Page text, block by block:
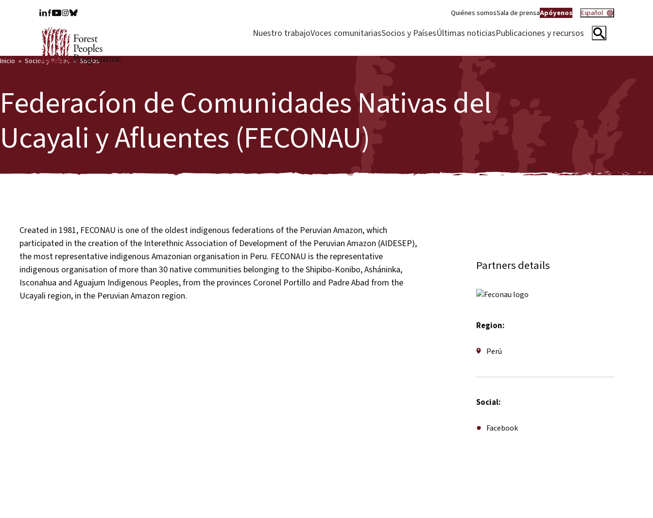
Quiénes somosSala de prensaApóyenos Español
Nuestro trabajoVoces comunitariasSocios y PaísesÚltimas noticiasPublicaciones y recursos
Inicio Socios y Países Socios
Federacíon de Comunidades Nativas del
Ucayali y Afluentes (FECONAU)
Created in 1981, FECONAU is one of the oldest indigenous federations of the Peruvian Amazon, which
participated in the creation of the Interethnic Association of Development of the Peruvian Amazon (AIDESEP),
the most representative indigenous Amazonian organisation in Peru. FECONAU is the representative
indigenous organisation of more than 30 native communities belonging to the Shipibo-Konibo, Asháninka,
Isconahua and Aguajum Indigenous Peoples, from the provinces Coronel Portillo and Padre Abad from the
Ucayali region, in the Peruvian Amazon region.
Partners details
Region:
Perú
Social:
Facebook